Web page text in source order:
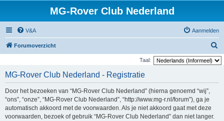
MG-Rover Club Nederland
V&A Aanmelden
Forumoverzicht
o
Taal:
MG-Rover Club Nederland - Registratie
Door het bezoeken van “MG-Rover Club Nederland” (hierna genoemd “wij”,
“ons”, “onze”, “MG-Rover Club Nederland”, “http://www.mg-r.nl/forum”), ga je
automatisch akkoord met de voorwaarden. Als je niet akkoord gaat met deze
voorwaarden, bezoek of gebruik “MG-Rover Club Nederland” dan niet langer.